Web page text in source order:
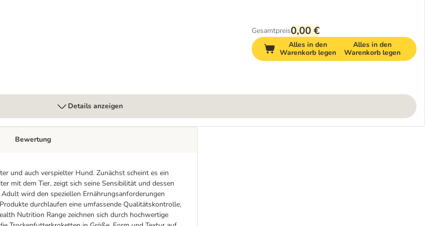
Gesamtpreis0,00 €
Alles in den
Warenkorb legen
Alles in den
Warenkorb legen
Details anzeigen
und auch verspielter Hund. Zunächst scheint es ein
mit dem Tier, zeigt sich seine Sensibilität und dessen
wird den speziellen Ernährungsanforderungen
durchlaufen eine umfassende Qualitätskontrolle,
Nutrition Range zeichnen sich durch hochwertige
Bewertung